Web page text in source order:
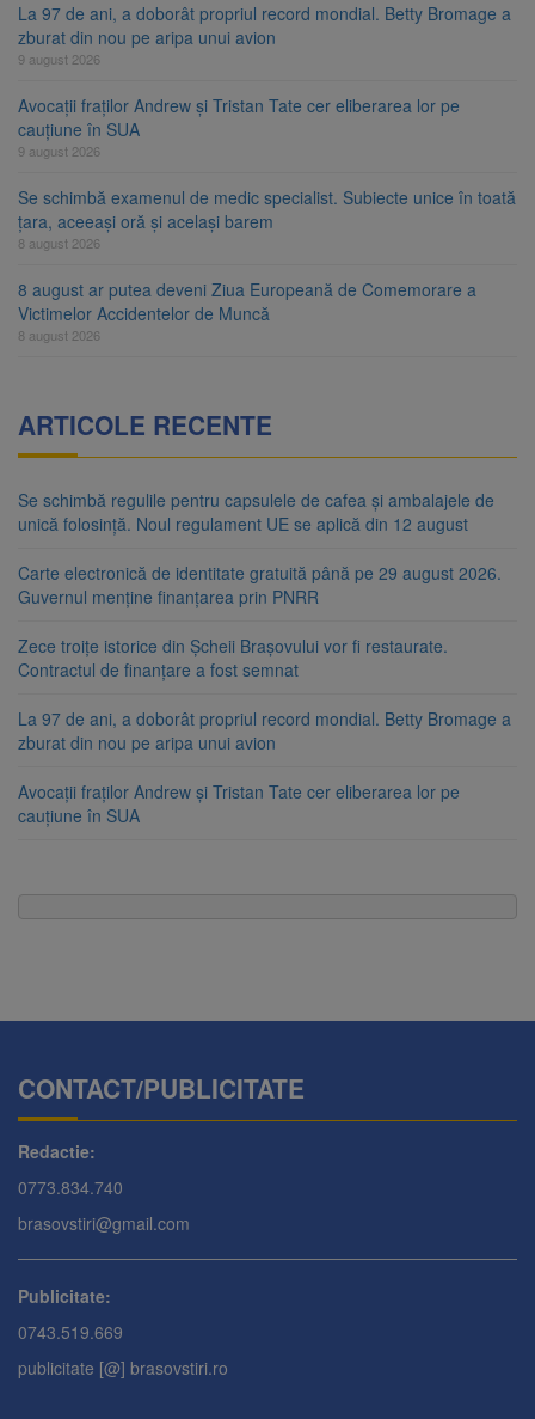
La 97 de ani, a doborât propriul record mondial. Betty Bromage a
zburat din nou pe aripa unui avion
9 august 2026
Avocații fraților Andrew și Tristan Tate cer eliberarea lor pe
cauțiune în SUA
9 august 2026
Se schimbă examenul de medic specialist. Subiecte unice în toată
țara, aceeași oră și același barem
8 august 2026
8 august ar putea deveni Ziua Europeană de Comemorare a
Victimelor Accidentelor de Muncă
8 august 2026
ARTICOLE RECENTE
Se schimbă regulile pentru capsulele de cafea și ambalajele de
unică folosință. Noul regulament UE se aplică din 12 august
Carte electronică de identitate gratuită până pe 29 august 2026.
Guvernul menține finanțarea prin PNRR
Zece troițe istorice din Șcheii Brașovului vor fi restaurate.
Contractul de finanțare a fost semnat
La 97 de ani, a doborât propriul record mondial. Betty Bromage a
zburat din nou pe aripa unui avion
Avocații fraților Andrew și Tristan Tate cer eliberarea lor pe
cauțiune în SUA
CONTACT/PUBLICITATE
Redactie:
0773.834.740
brasovstiri@gmail.com
Publicitate:
0743.519.669
publicitate [@] brasovstiri.ro